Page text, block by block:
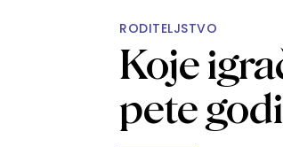
RODITELJSTVO
Koje
pete